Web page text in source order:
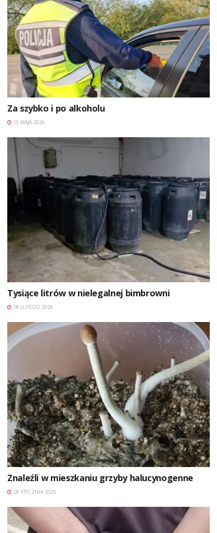
Za szybko i po alkoholu
15 MAJA 2026
Tysiące litrów w nielegalnej bimbrowni
18 LUTEGO 2026
Znaleźli w mieszkaniu grzyby halucynogenne
28 STYCZNIA 2026